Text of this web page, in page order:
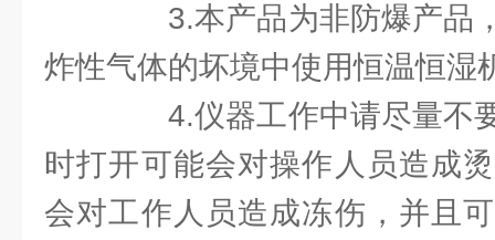
3.本产品为非防爆产品
炸性气体的坏境中使用恒温恒湿
4.仪器工作中请尽量不
时打开可能会对操作人员造成
会对工作人员造成冻伤，并且